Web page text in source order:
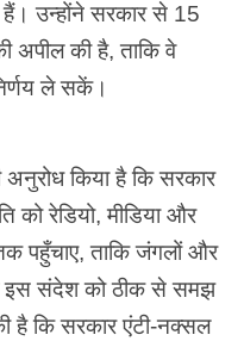
हैं। उन्होंने सरकार से 15
की है, ताकि वे
ले सकें।
किया है कि सरकार
को रेडियो, मीडिया और
पहुँचाए, ताकि जंगलों और
इस संदेश को ठीक से समझ
है कि सरकार एंटी-नक्सल